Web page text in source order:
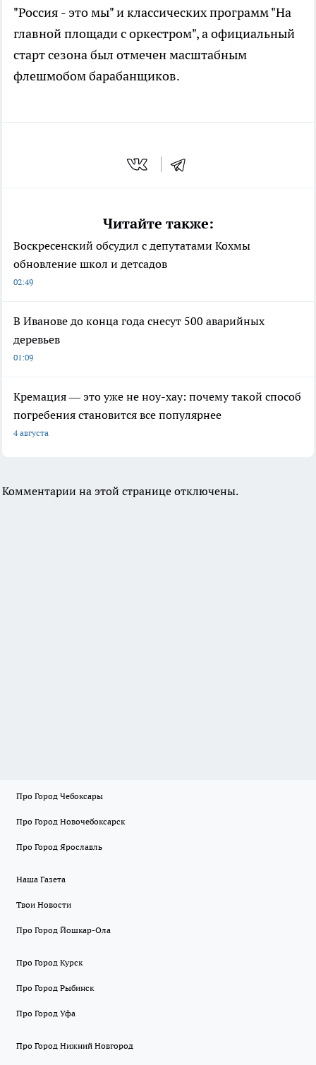
"Россия - это мы" и классических программ "На
главной площади с оркестром", а официальный
старт сезона был отмечен масштабным
флешмобом барабанщиков.
Читайте также:
Воскресенский обсудил с депутатами Кохмы
обновление школ и детсадов
02:49
В Иванове до конца года снесут 500 аварийных
деревьев
01:09
Кремация — это уже не ноу-хау: почему такой способ
погребения становится все популярнее
4 августа
Комментарии на этой странице отключены.
Про Город Чебоксары
Про Город Новочебоксарск
Про Город Ярославль
Наша Газета
Твои Новости
Про Город Йошкар-Ола
Про Город Курск
Про Город Рыбинск
Про Город Уфа
Про Город Нижний Новгород